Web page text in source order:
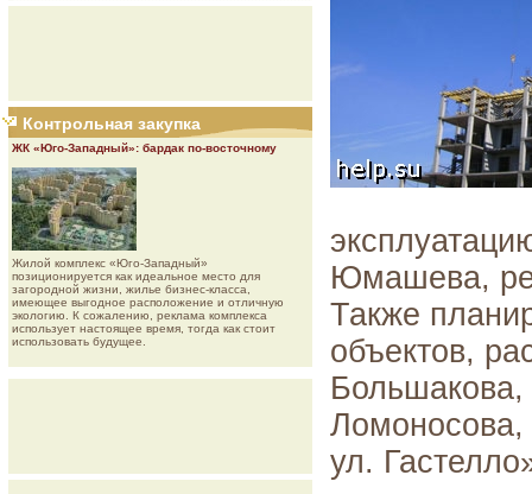
Контрольная закупка
ЖК «Юго-Западный»: бардак по-восточному
Жилой комплекс «Юго-Западный»
позиционируется как идеальное место для
загородной жизни, жилье бизнес-класса,
имеющее выгодное расположение и отличную
экологию. К сожалению, реклама комплекса
использует настоящее время, тогда как стоит
использовать будущее.
Юмашева,
Также
объектов,
Ломоносова,
ул.